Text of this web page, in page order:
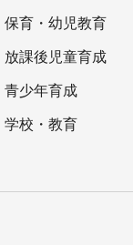
保育・幼児教育
放課後児童育成
青少年育成
学校・教育